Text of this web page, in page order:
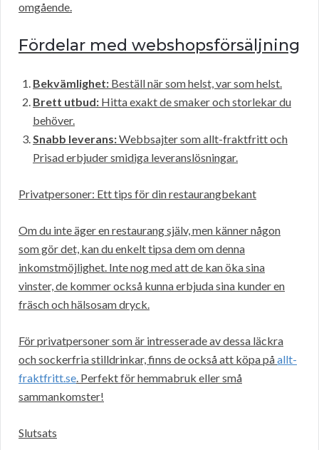
omgående.
Fördelar med webshopsförsäljning
Bekvämlighet: Beställ när som helst, var som helst.
Brett utbud: Hitta exakt de smaker och storlekar du
behöver.
Snabb leverans:Webbsajter som allt-fraktfritt och
Prisad erbjuder smidiga leveranslösningar.
Privatpersoner: Ett tips för din restaurangbekant
Om du inte äger en restaurang själv, men känner någon
som gör det, kan du enkelt tipsa dem om denna
inkomstmöjlighet. Inte nog med att de kan öka sina
vinster, de kommer också kunna erbjuda sina kunder en
fräsch och hälsosam dryck.
För privatpersoner som är intresserade av dessa läckra
och sockerfria stilldrinkar, finns de också att köpa påallt-
fraktfritt.se. Perfekt för hemmabruk eller små
sammankomster!
Slutsats